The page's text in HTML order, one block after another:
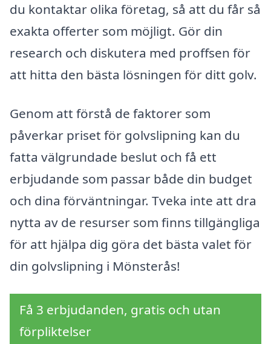
du kontaktar olika företag, så att du får så
exakta offerter som möjligt. Gör din
research och diskutera med proffsen för
att hitta den bästa lösningen för ditt golv.
Genom att förstå de faktorer som
påverkar priset för golvslipning kan du
fatta välgrundade beslut och få ett
erbjudande som passar både din budget
och dina förväntningar. Tveka inte att dra
nytta av de resurser som finns tillgängliga
för att hjälpa dig göra det bästa valet för
din golvslipning i Mönsterås!
Få 3 erbjudanden, gratis och utan
förpliktelser